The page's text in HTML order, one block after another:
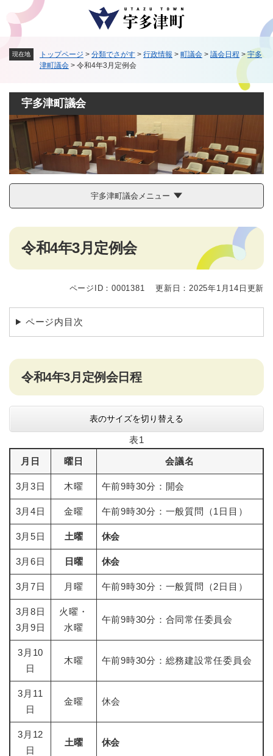
メニューを飛ばして本文へ
現在地 トップページ > 分類でさがす > 行政情報 > 町議会 > 議会日程 >宇多
津町議会 > 令和4年3月定例会
宇多津町議会
宇多津町議会メニュー
本
令和4年3月定例会
ページID：0001381 更新日：2025年1月14日更新
ページ内目次
令和4年3月定例会日程
表のサイズを切り替える
表1
月日 曜日 会議名
3月3日 木曜 午前9時30分：開会
3月4日 金曜 午前9時30分：一般質問（1日目）
3月5日 土曜 休会
3月6日 日曜 休会
3月7日 月曜 午前9時30分：一般質問（2日目）
3月8日
3月9日
火曜・
水曜
午前9時30分：合同常任委員会
3月10
日
木曜 午前9時30分：総務建設常任委員会
3月11
日
金曜 休会
3月12
日
土曜 休会